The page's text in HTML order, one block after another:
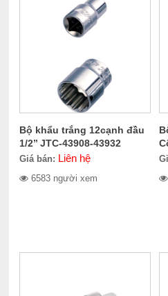
Bộ khẩu trắng 12cạnh đầu
1/2’’ JTC-43908-43932
Giá bán: Liên hệ
6583 người xem